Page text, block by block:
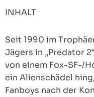
INHALT
Seit 1990 im
Jägers in „Predator
von einem Fox-SF-/
ein Alienschädel
Fanboys nach der